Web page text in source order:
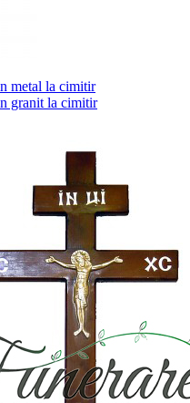
metal la cimitir
granit la cimitir